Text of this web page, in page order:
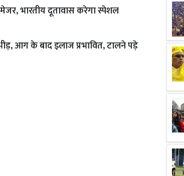
भारतीय दूतावास करेगा स्पेशल
आग के बाद इलाज प्रभावित, टालने पड़े